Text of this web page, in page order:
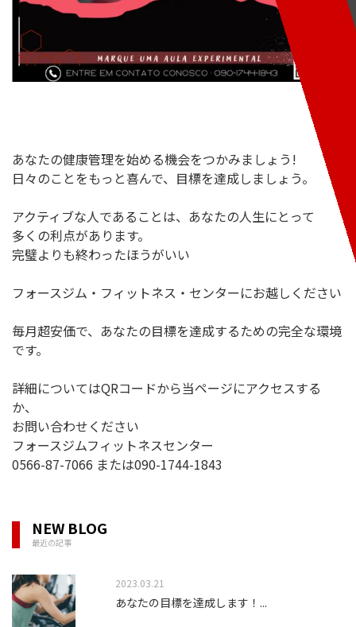
あなたの健康管理を始める機会をつかみましょう!
日々のことをもっと喜んで、目標を達成しましょう。
アクティブな人であることは、あなたの人生にとって
多くの利点があります。
完璧よりも終わったほうがいい
フォースジム・フィットネス・センターにお越しください
毎月超安価で、あなたの目標を達成するための完全な環境
です。
詳細についてはQRコードから当ページにアクセスする
か、
お問い合わせください
フォースジムフィットネスセンター
0566-87-7066 または090-1744-1843
NEW BLOG
最近の記事
2023.03.21
あなたの目標を達成します！ ...